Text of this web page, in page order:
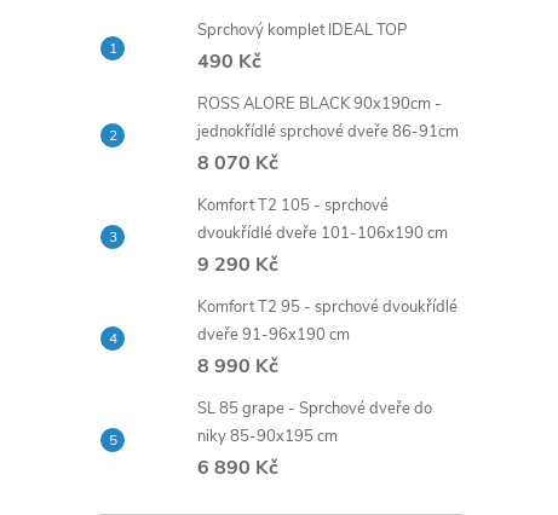
Sprchový komplet IDEAL TOP
490 Kč
ROSS ALORE BLACK 90x190cm -
jednokřídlé sprchové dveře 86-91cm
8 070 Kč
Komfort T2 105 - sprchové
dvoukřídlé dveře 101-106x190 cm
9 290 Kč
Komfort T2 95 - sprchové dvoukřídlé
dveře 91-96x190 cm
8 990 Kč
SL 85 grape - Sprchové dveře do
niky 85-90x195 cm
6 890 Kč